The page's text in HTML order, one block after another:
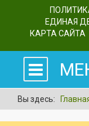
ЕДИНАЯ
КАРТА САЙТА
Вы здесь: